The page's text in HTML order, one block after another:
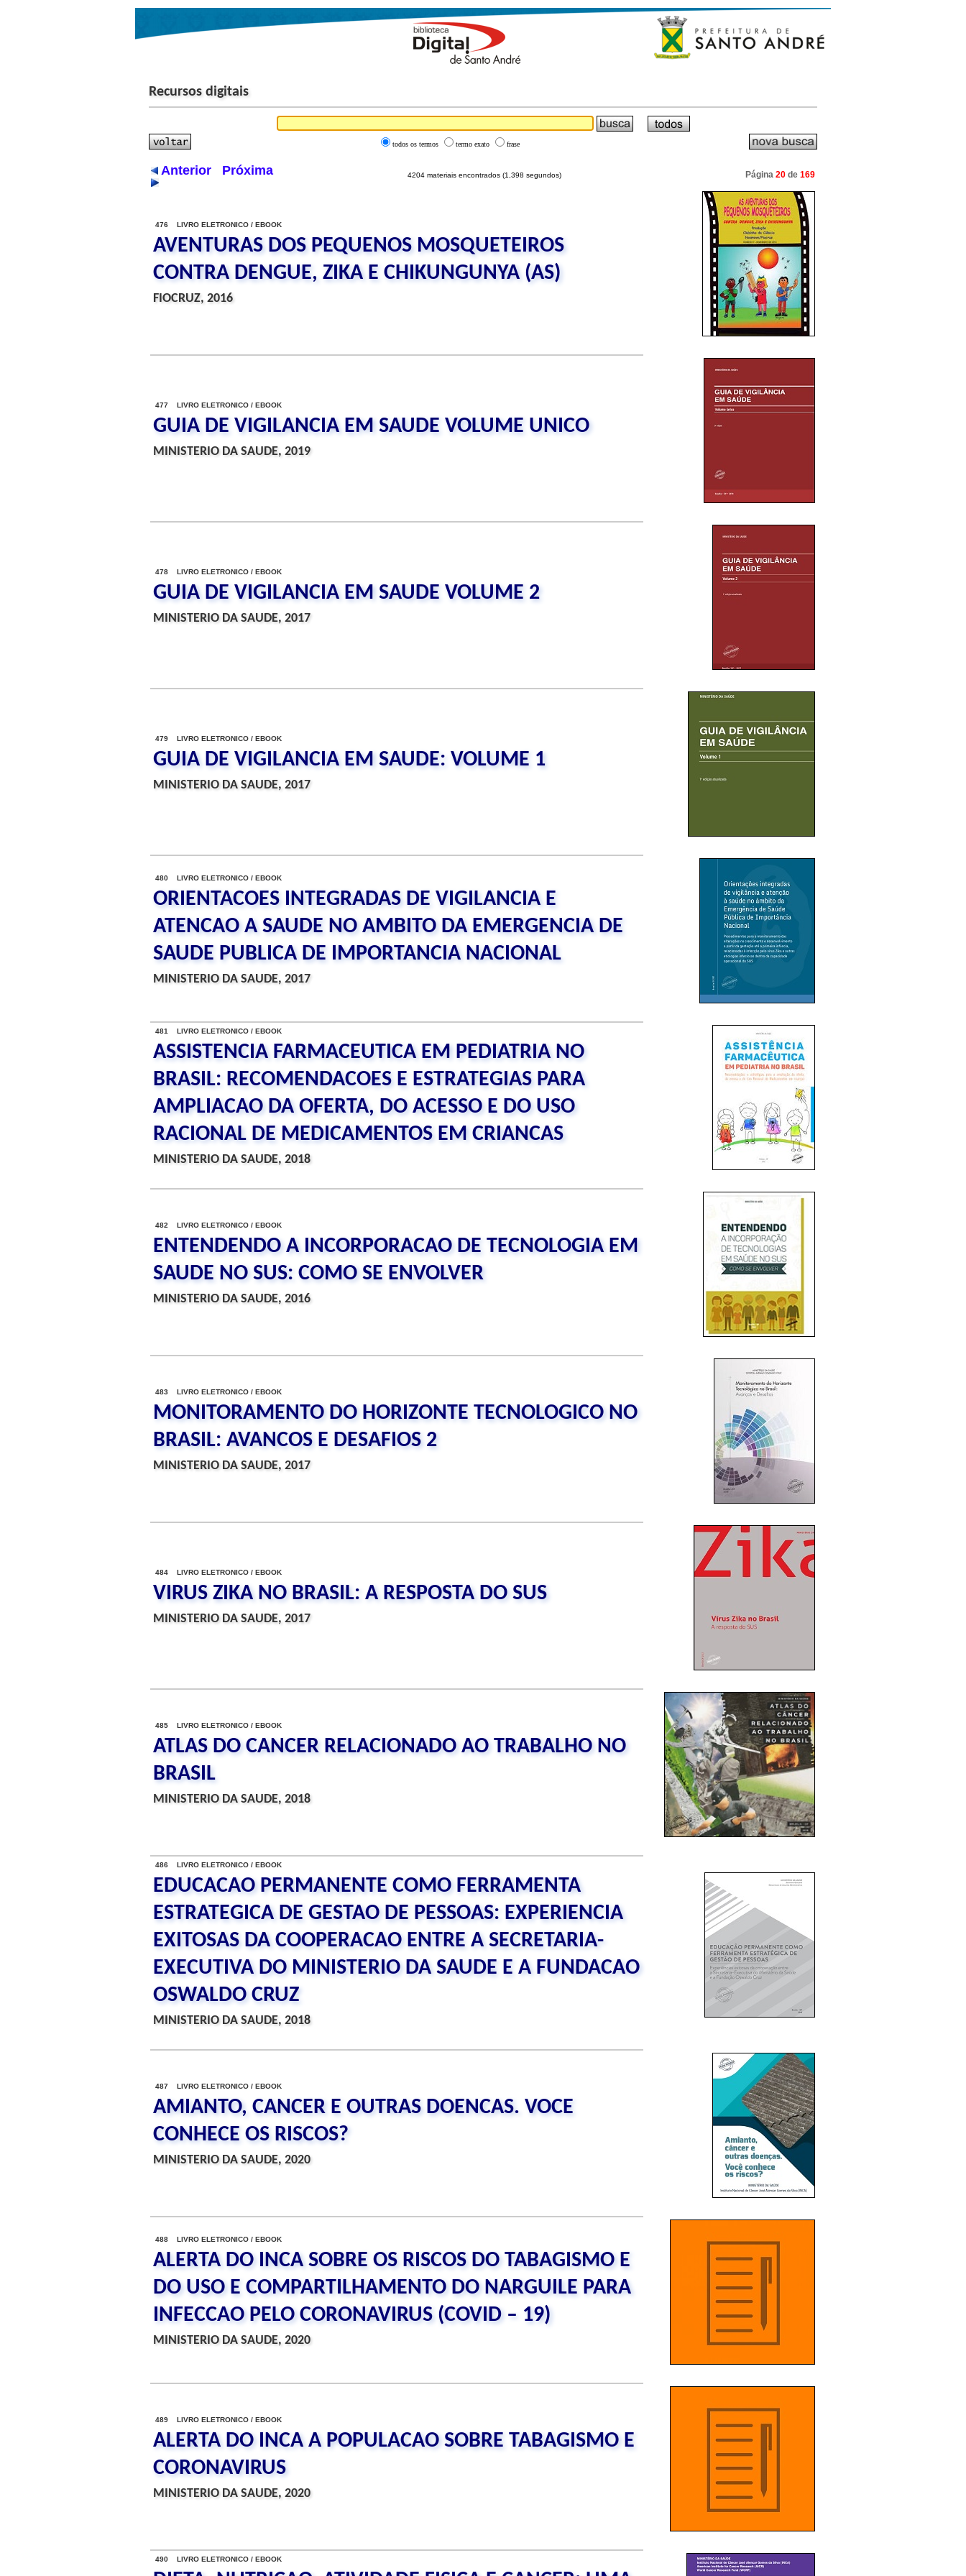
Recursos digitais
todos os termos termo exato frase
Anterior Próxima 4204 materiais encontrados (1,398 segundos) Página 20 de 169
476 LIVRO ELETRONICO / EBOOK
AVENTURAS DOS PEQUENOS MOSQUETEIROS
CONTRA DENGUE, ZIKA E CHIKUNGUNYA (AS)
FIOCRUZ, 2016
477 LIVRO ELETRONICO / EBOOK
GUIA DE VIGILANCIA EM SAUDE VOLUME UNICO
MINISTERIO DA SAUDE, 2019
478 LIVRO ELETRONICO / EBOOK
GUIA DE VIGILANCIA EM SAUDE VOLUME 2
MINISTERIO DA SAUDE, 2017
479 LIVRO ELETRONICO / EBOOK
GUIA DE VIGILANCIA EM SAUDE: VOLUME 1
MINISTERIO DA SAUDE, 2017
480 LIVRO ELETRONICO / EBOOK
ORIENTACOES INTEGRADAS DE VIGILANCIA E
ATENCAO A SAUDE NO AMBITO DA EMERGENCIA DE
SAUDE PUBLICA DE IMPORTANCIA NACIONAL
MINISTERIO DA SAUDE, 2017
481 LIVRO ELETRONICO / EBOOK
ASSISTENCIA FARMACEUTICA EM PEDIATRIA NO
BRASIL: RECOMENDACOES E ESTRATEGIAS PARA
AMPLIACAO DA OFERTA, DO ACESSO E DO USO
RACIONAL DE MEDICAMENTOS EM CRIANCAS
MINISTERIO DA SAUDE, 2018
482 LIVRO ELETRONICO / EBOOK
ENTENDENDO A INCORPORACAO DE TECNOLOGIA EM
SAUDE NO SUS: COMO SE ENVOLVER
MINISTERIO DA SAUDE, 2016
483 LIVRO ELETRONICO / EBOOK
MONITORAMENTO DO HORIZONTE TECNOLOGICO NO
BRASIL: AVANCOS E DESAFIOS 2
MINISTERIO DA SAUDE, 2017
484 LIVRO ELETRONICO / EBOOK
VIRUS ZIKA NO BRASIL: A RESPOSTA DO SUS
MINISTERIO DA SAUDE, 2017
485 LIVRO ELETRONICO / EBOOK
ATLAS DO CANCER RELACIONADO AO TRABALHO NO
BRASIL
MINISTERIO DA SAUDE, 2018
486 LIVRO ELETRONICO / EBOOK
EDUCACAO PERMANENTE COMO FERRAMENTA
ESTRATEGICA DE GESTAO DE PESSOAS: EXPERIENCIA
EXITOSAS DA COOPERACAO ENTRE A SECRETARIA-
EXECUTIVA DO MINISTERIO DA SAUDE E A FUNDACAO
OSWALDO CRUZ
MINISTERIO DA SAUDE, 2018
487 LIVRO ELETRONICO / EBOOK
AMIANTO, CANCER E OUTRAS DOENCAS. VOCE
CONHECE OS RISCOS?
MINISTERIO DA SAUDE, 2020
488 LIVRO ELETRONICO / EBOOK
ALERTA DO INCA SOBRE OS RISCOS DO TABAGISMO E
DO USO E COMPARTILHAMENTO DO NARGUILE PARA
INFECCAO PELO CORONAVIRUS (COVID – 19)
MINISTERIO DA SAUDE, 2020
489 LIVRO ELETRONICO / EBOOK
ALERTA DO INCA A POPULACAO SOBRE TABAGISMO E
CORONAVIRUS
MINISTERIO DA SAUDE, 2020
490 LIVRO ELETRONICO / EBOOK